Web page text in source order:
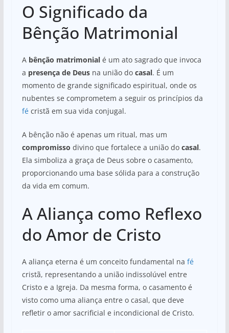
O Significado da
Bênção Matrimonial
A bênção matrimonialé um ato sagrado que invoca
a presença de Deusna união do casal. É um
momento de grande significado espiritual, onde os
nubentes se comprometem a seguir os princípios da
fécristã em sua vida conjugal.
A bênção não é apenas um ritual, mas um
compromisso divino que fortalece a união do casal.
Ela simboliza a graça de Deus sobre o casamento,
proporcionando uma base sólida para a construção
da vida em comum.
A Aliança como Reflexo
do Amor de Cristo
A aliança eterna é um conceito fundamental na fé
cristã, representando a união indissolúvel entre
Cristo e a Igreja. Da mesma forma, o casamento é
visto como uma aliança entre o casal, que deve
refletir o amor sacrificial e incondicional de Cristo.